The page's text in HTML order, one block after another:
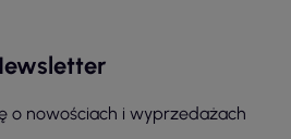
o nowościach i wyprzedażach